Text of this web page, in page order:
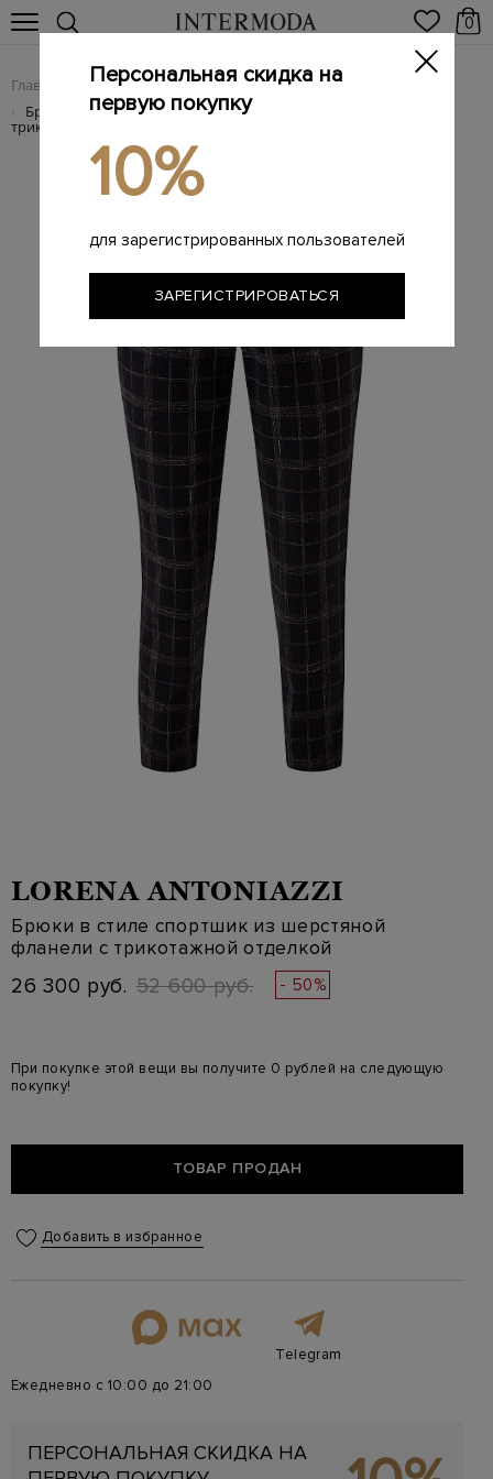
0
Главная Женщинам / Женская одежда / Женские брюки
/ Брюки в стиле спортшик из шерстяной фланели с
трикотажной отделкой
LORENA ANTONIAZZI
Брюки в стиле спортшик из шерстяной
фланели с трикотажной отделкой
26 300 руб. 52 600 руб. - 50%
При покупке этой вещи вы получите 0 рублей на следующую
покупку!
ТОВАР ПРОДАН
Добавить в избранное
Telegram
Ежедневно с 10:00 до 21:00
ПЕРСОНАЛЬНАЯ СКИДКА НА
Персональная скидка на
первую покупку
10%
для зарегистрированных пользователей
ЗАРЕГИСТРИРОВАТЬСЯ